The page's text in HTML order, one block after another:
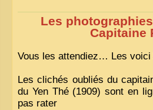
Les
Capitaine
Vous les attendiez… Les voici
Les clichés oubliés du
du Yen Thé (1909) sont en
pas rater